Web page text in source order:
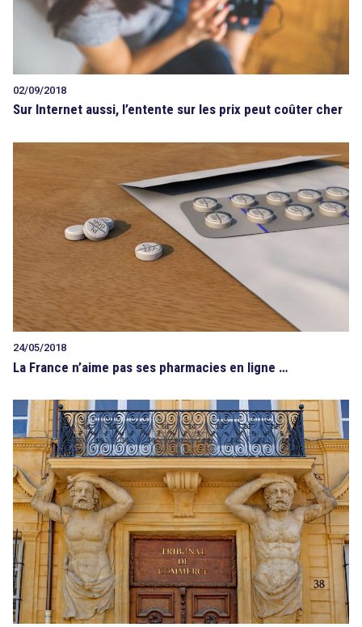
02/09/2018
Sur Internet aussi, l’entente sur les prix peut coûter cher
24/05/2018
La France n’aime pas ses pharmacies en ligne …